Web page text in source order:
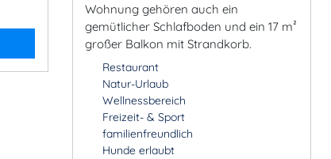
Wohnung gehören auch ein
gemütlicher Schlafboden und ein 17 m²
großer Balkon mit Strandkorb.
Restaurant
Natur-Urlaub
Wellnessbereich
Freizeit- & Sport
familienfreundlich
Hunde erlaubt